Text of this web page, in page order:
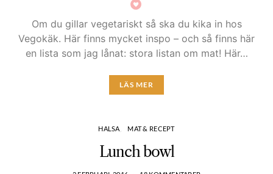
Om du gillar vegetariskt så ska du kika in hos
Vegokäk. Här finns mycket inspo – och så finns här
en lista som jag lånat: stora listan om mat! Här…
LÄS MER
HALSA MAT & RECEPT
Lunch bowl